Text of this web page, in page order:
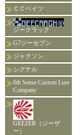
ＣＣベイツ
ジークラック
G7ジーセブン
ジャクソン
シグナル
6th Sense Custom Lure
Company
GEEZER（ジーザ
ー）